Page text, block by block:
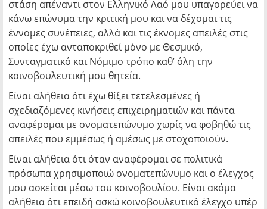
στάση απέναντι στον Ελληνικό Λαό μου υπαγορεύει να
κάνω επώνυμα την κριτική μου και να δέχομαι τις
έννομες συνέπειες, αλλά και τις έκνομες απειλές στις
οποίες έχω ανταποκριθεί μόνο με Θεσμικό,
Συνταγματικό και Νόμιμο τρόπο καθ’ όλη την
κοινοβουλευτική μου θητεία.
Είναι αλήθεια ότι έχω θίξει τετελεσμένες ή
σχεδιαζόμενες κινήσεις επιχειρηματιών και πάντα
αναφέρομαι με ονοματεπώνυμο χωρίς να φοβηθώ τις
απειλές που εμμέσως ή αμέσως με στοχοποιούν.
Είναι αλήθεια ότι όταν αναφέρομαι σε πολιτικά
πρόσωπα χρησιμοποιώ ονοματεπώνυμο και ο έλεγχος
μου ασκείται μέσω του κοινοβουλίου. Είναι ακόμα
αλήθεια ότι επειδή ασκώ κοινοβουλευτικό έλεγχο υπέρ